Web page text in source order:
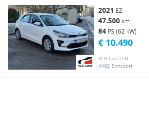
2021 EZ
47.500 km
84 PS (62 kW)
KCK Cars e.U.
4482 Ennsdorf
€ 10.490